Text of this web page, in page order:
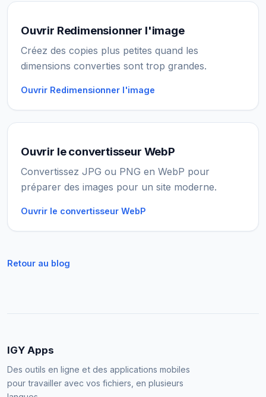
Ouvrir Redimensionner l'image
Créez des copies plus petites quand les
dimensions converties sont trop grandes.
Ouvrir Redimensionner l'image
Ouvrir le convertisseur WebP
Convertissez JPG ou PNG en WebP pour
préparer des images pour un site moderne.
Ouvrir le convertisseur WebP
Retour au blog
IGY Apps
Des outils en ligne et des applications mobiles
pour travailler avec vos fichiers, en plusieurs